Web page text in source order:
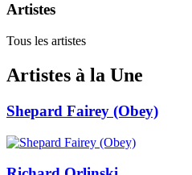
Artistes
Tous les artistes
Artistes à la Une
Shepard Fairey (Obey)